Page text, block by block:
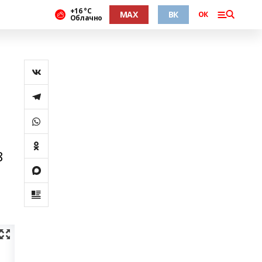
+16 °С
Облачно MAX ВК ОК